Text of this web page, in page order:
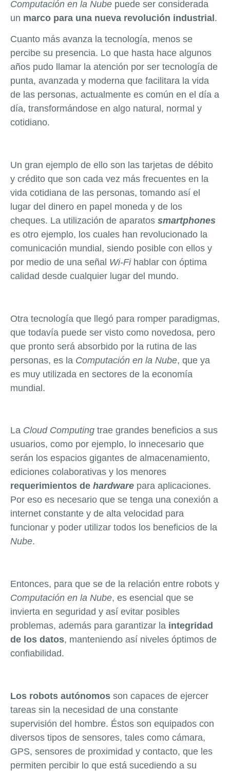
Computación en la Nube puede ser considerada
un marco para una nueva revolución industrial.
Cuanto más avanza la tecnología, menos se
percibe su presencia. Lo que hasta hace algunos
años pudo llamar la atención por ser tecnología de
punta, avanzada y moderna que facilitara la vida
de las personas, actualmente es común en el día a
día, transformándose en algo natural, normal y
cotidiano.
Un gran ejemplo de ello son las tarjetas de débito
y crédito que son cada vez más frecuentes en la
vida cotidiana de las personas, tomando así el
lugar del dinero en papel moneda y de los
cheques. La utilización de aparatos smartphones
es otro ejemplo, los cuales han revolucionado la
comunicación mundial, siendo posible con ellos y
por medio de una señal Wi-Fihablar con óptima
calidad desde cualquier lugar del mundo.
Otra tecnología que llegó para romper paradigmas,
que todavía puede ser visto como novedosa, pero
que pronto será absorbido por la rutina de las
personas, es la Computación en la Nube, que ya
es muy utilizada en sectores de la economía
mundial.
La Cloud Computing trae grandes beneficios a sus
usuarios, como por ejemplo, lo innecesario que
serán los espacios gigantes de almacenamiento,
ediciones colaborativas y los menores
requerimientos de hardware para aplicaciones.
Por eso es necesario que se tenga una conexión a
internet constante y de alta velocidad para
funcionar y poder utilizar todos los beneficios de la
Nube.
Entonces, para que se de la relación entre robots y
Computación en la Nube, es esencial que se
invierta en seguridad y así evitar posibles
problemas, además para garantizar la integridad
de los datos, manteniendo así niveles óptimos de
confiabilidad.
Los robots autónomos son capaces de ejercer
tareas sin la necesidad de una constante
supervisión del hombre. Éstos son equipados con
diversos tipos de sensores, tales como cámara,
GPS, sensores de proximidad y contacto, que les
permiten percibir lo que está sucediendo a su